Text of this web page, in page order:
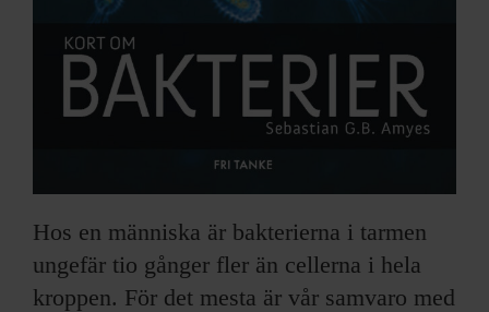
ANNONSERA I F&F
OM F&F
Hos en människa är bakterierna i tarmen
ungefär tio gånger fler än cellerna i hela
kroppen. För det mesta är vår samvaro med